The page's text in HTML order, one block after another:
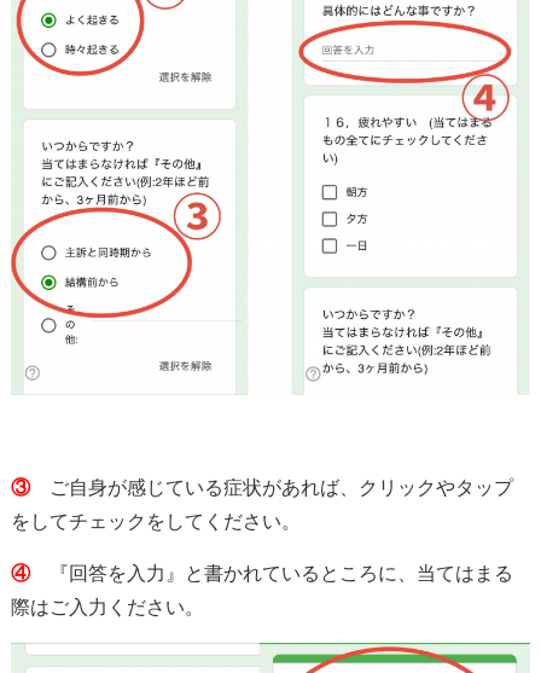
③ご自身が感じている症状があれば、クリックやタップ
をしてチェックをしてください。
④
『回答を入力』と書かれているところに、当てはまる
際はご入力ください。